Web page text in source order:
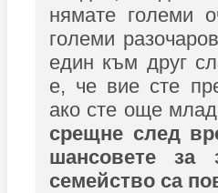
нямате големи
големи
един към друг
е, че вие сте
ако сте още
срещне след
шансовете за
семейство са